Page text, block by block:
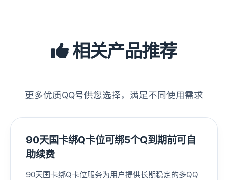
相关产品推荐
更多优质QQ号供您选择，满足不同使用需求
90天国卡绑Q卡位可绑5个Q到期前可自
助续费
90天国卡绑Q卡位服务为用户提供长期稳定的多QQ